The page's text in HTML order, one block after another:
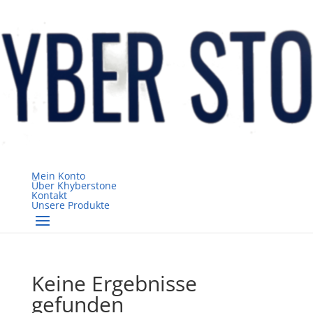
Mein Konto
Über Khyberstone
Kontakt
Unsere Produkte
Keine Ergebnisse
gefunden